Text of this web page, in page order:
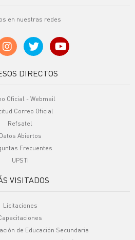
en nuestras redes
DIRECTOS
Oficial - Webmail
Correo Oficial
Refsatel
Datos Abiertos
Frecuentes
UPSTI
VISITADOS
Licitaciones
de Educación Secundaria